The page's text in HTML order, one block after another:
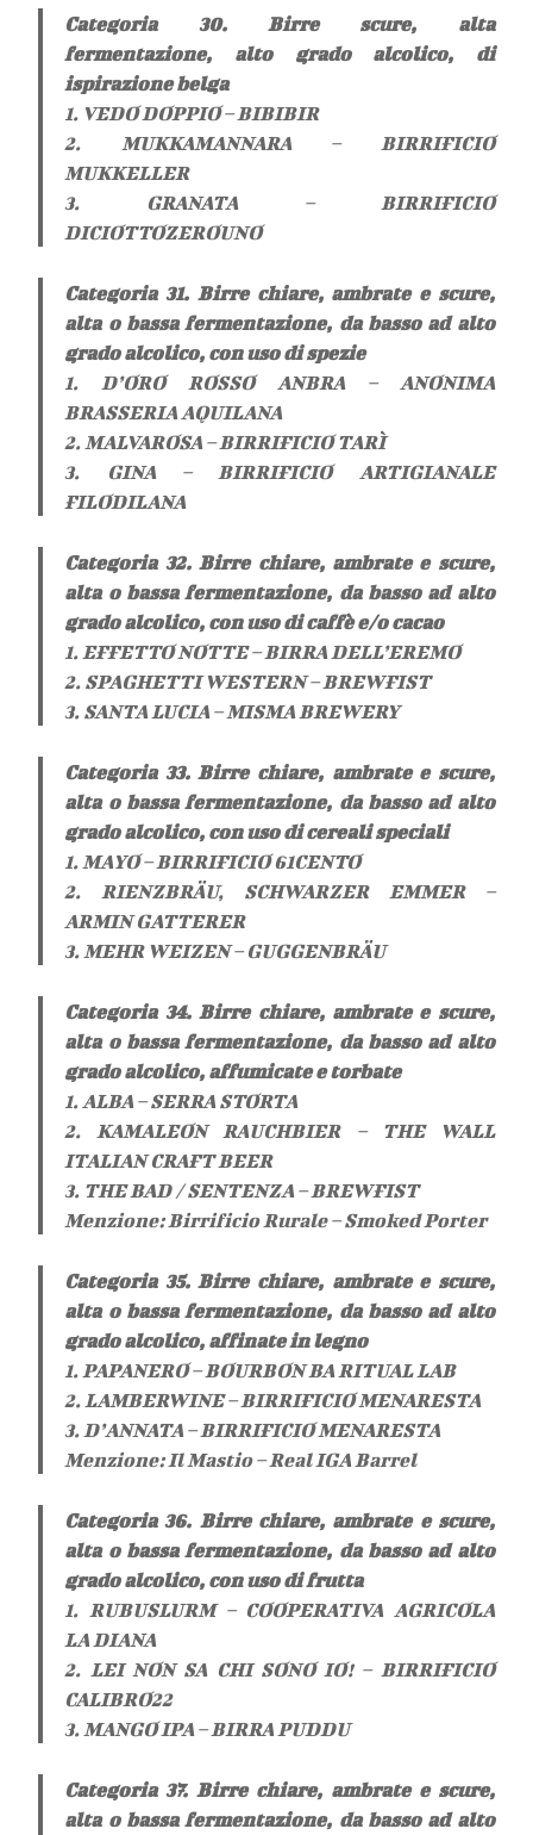
Categoria 30. Birre scure, alta
fermentazione, alto grado alcolico, di
ispirazione belga
1. VEDO DOPPIO – BIBIBIR
2. MUKKAMANNARA – BIRRIFICIO
MUKKELLER
3. GRANATA – BIRRIFICIO
DICIOTTOZEROUNO
Categoria 31. Birre chiare, ambrate e scure,
alta o bassa fermentazione, da basso ad alto
grado alcolico, con uso di spezie
1. D’ORO ROSSO ANBRA – ANONIMA
BRASSERIA AQUILANA
2. MALVAROSA – BIRRIFICIO TARÌ
3. GINA – BIRRIFICIO ARTIGIANALE
FILODILANA
Categoria 32. Birre chiare, ambrate e scure,
alta o bassa fermentazione, da basso ad alto
grado alcolico, con uso di caffè e/o cacao
1. EFFETTO NOTTE – BIRRA DELL’EREMO
2. SPAGHETTI WESTERN – BREWFIST
3. SANTA LUCIA – MISMA BREWERY
Categoria 33. Birre chiare, ambrate e scure,
alta o bassa fermentazione, da basso ad alto
grado alcolico, con uso di cereali speciali
1. MAYO – BIRRIFICIO 61CENTO
2. RIENZBRÄU, SCHWARZER EMMER –
ARMIN GATTERER
3. MEHR WEIZEN – GUGGENBRÄU
Categoria 34. Birre chiare, ambrate e scure,
alta o bassa fermentazione, da basso ad alto
grado alcolico, affumicate e torbate
1. ALBA – SERRA STORTA
2. KAMALEON RAUCHBIER – THE WALL
ITALIAN CRAFT BEER
3. THE BAD / SENTENZA – BREWFIST
Menzione: Birrificio Rurale – Smoked Porter
Categoria 35. Birre chiare, ambrate e scure,
alta o bassa fermentazione, da basso ad alto
grado alcolico, affinate in legno
1. PAPANERO – BOURBON BA RITUAL LAB
2. LAMBERWINE – BIRRIFICIO MENARESTA
3. D’ANNATA – BIRRIFICIO MENARESTA
Menzione: Il Mastio – Real IGA Barrel
Categoria 36. Birre chiare, ambrate e scure,
alta o bassa fermentazione, da basso ad alto
grado alcolico, con uso di frutta
1. RUBUSLURM – COOPERATIVA AGRICOLA
LA DIANA
2. LEI NON SA CHI SONO IO! – BIRRIFICIO
CALIBRO22
3. MANGO IPA – BIRRA PUDDU
Categoria 37. Birre chiare, ambrate e scure,
alta o bassa fermentazione, da basso ad alto